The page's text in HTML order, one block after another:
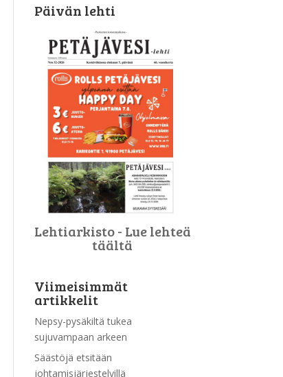
Päivän lehti
Lehtiarkisto - Lue lehteä
täältä
Viimeisimmät
artikkelit
Nepsy-pysäkiltä tukea
sujuvampaan arkeen
Säästöjä etsitään
johtamisjärjestelyillä